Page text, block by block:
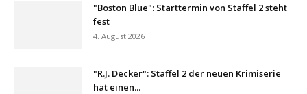
"Boston Blue": Starttermin von Staffel 2 steht
fest
4. August 2026
"R.J. Decker": Staffel 2 der neuen Krimiserie
hat einen...